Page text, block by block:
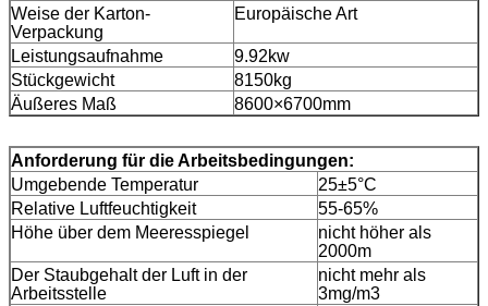
Weise der Karton-
Verpackung
Europäische Art
Leistungsaufnahme
9.92kw
Stückgewicht
8150kg
Äußeres Maß
8600×6700mm
Anforderung für die Arbeitsbedingungen:
Umgebende Temperatur
25±5°C
Relative Luftfeuchtigkeit
55-65%
Höhe über dem Meeresspiegel
nicht höher als
2000m
Der Staubgehalt der Luft in der
Arbeitsstelle
nicht mehr als
3mg/m3